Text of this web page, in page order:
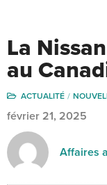
La
au
ACTUALITÉ
février 21, 2025
Affaires